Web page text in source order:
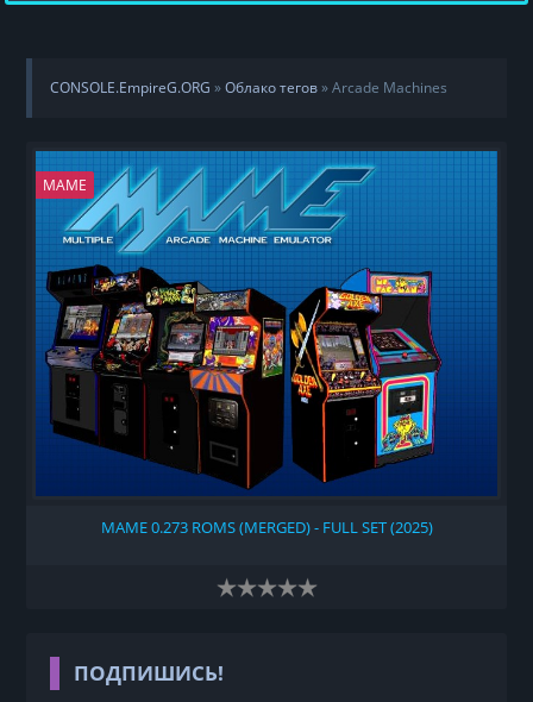
CONSOLE.EmpireG.ORG »Облако тегов» Arcade Machines
MAME
MAME 0.273 ROMS (MERGED) - FULL SET (2025)
ПОДПИШИСЬ!